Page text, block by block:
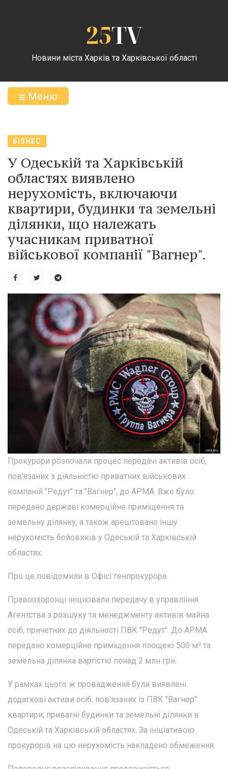
25TV
Новини міста Харків та Харківської області
Меню
БІЗНЕС
У Одеській та Харківській
областях виявлено
нерухомість, включаючи
квартири, будинки та земельні
ділянки, що належать
учасникам приватної
військової компанії "Вагнер".
Прокурори розпочали процес передачі активів осіб,
пов'язаних з діяльністю приватних військових
компаній "Редут" та "Вагнер", до АРМА. Вже було
передано державі комерційне приміщення та
земельну ділянку, а також арештовано іншу
нерухомість бойовиків у Одеській та Харківській
областях.
Про це повідомили в Офісі генпрокурора.
Правоохоронці ініціювали передачу в управління
Агентства з розшуку та менеджменту активів майна
осіб, причетних до діяльності ПВК "Редут". До АРМА
передано комерційне приміщення площею 500 м² та
земельна ділянка вартістю понад 2 млн грн.
У рамках цього ж провадження були виявлені
додаткові активи осіб, пов'язаних із ПВК "Вагнер":
квартири, приватні будинки та земельні ділянки в
Одеській та Харківській областях. За ініціативою
прокурорів на цю нерухомість накладено обмеження.